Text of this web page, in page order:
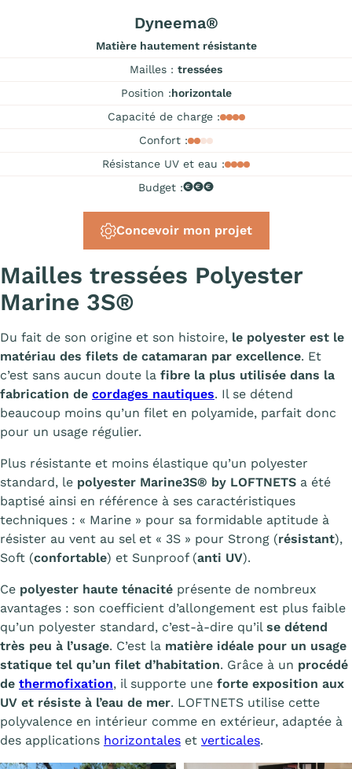
Dyneema®
Matière hautement résistante
Mailles : tressées
Position :horizontale
Capacité de charge :
Confort :
Résistance UV et eau :
Budget :
Concevoir mon projet
Mailles tressées Polyester
Marine 3S®
Du fait de son origine et son histoire, le polyester est le
matériau des filets de catamaran par excellence. Et
c’est sans aucun doute la fibre la plus utilisée dans la
fabrication de cordages nautiques. Il se détend
beaucoup moins qu’un filet en polyamide, parfait donc
pour un usage régulier.
Plus résistante et moins élastique qu’un polyester
standard, le polyester Marine3S® by LOFTNETS a été
baptisé ainsi en référence à ses caractéristiques
techniques : « Marine » pour sa formidable aptitude à
résister au vent au sel et « 3S » pour Strong (résistant),
Soft (confortable) et Sunproof (anti UV).
Ce polyester haute ténacité présente de nombreux
avantages : son coefficient d’allongement est plus faible
qu’un polyester standard, c’est-à-dire qu’il se détend
très peu à l’usage. C’est la matière idéale pour un usage
statique tel qu’un filet d’habitation. Grâce à un procédé
de thermofixation, il supporte une forte exposition aux
UV et résiste à l’eau de mer. LOFTNETS utilise cette
polyvalence en intérieur comme en extérieur, adaptée à
des applications horizontales et verticales.